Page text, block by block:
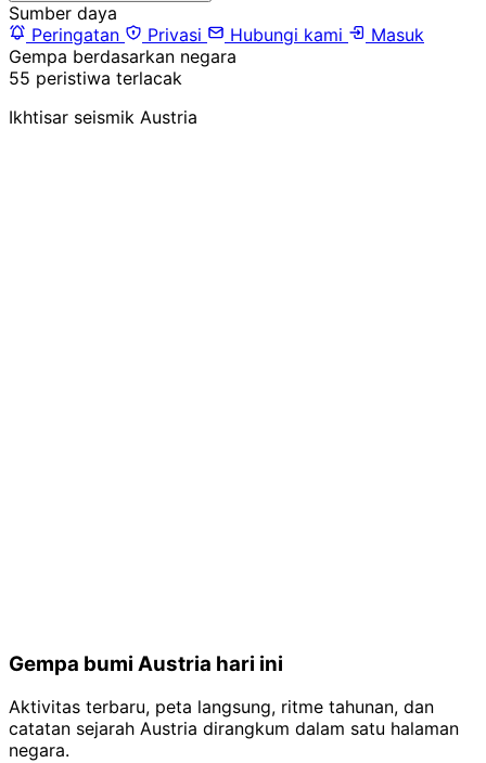
Sumber daya
Peringatan
Privasi Hubungi kami
Masuk
Gempa berdasarkan negara
55 peristiwa terlacak
Ikhtisar seismik Austria
Gempa bumi Austria hari ini
Aktivitas terbaru, peta langsung, ritme tahunan, dan
catatan sejarah Austria dirangkum dalam satu halaman
negara.